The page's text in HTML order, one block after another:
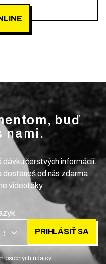
buď
nami.
dávku čerstvých informácií.
dostaneš od nás zdarma
videotéky.
SK PRIHLÁSIŤ SA
osobných údajov.